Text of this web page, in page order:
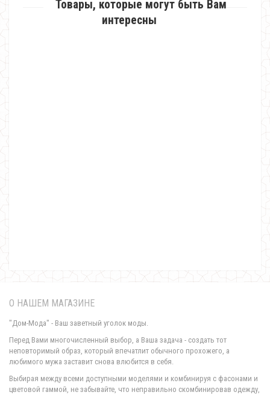
Товары, которые могут быть Вам
интересны
1090.00грн.
О НАШЕМ МАГАЗИНЕ
"Дом-Мода" - Ваш заветный уголок моды.
Перед Вами многочисленный выбор, а Ваша задача - создать тот
неповторимый образ, который впечатлит обычного прохожего, а
любимого мужа заставит снова влюбится в себя.
Выбирая между всеми доступными моделями и комбинируя с фасонами и
цветовой гаммой, не забывайте, что неправильно скомбинировав одежду,